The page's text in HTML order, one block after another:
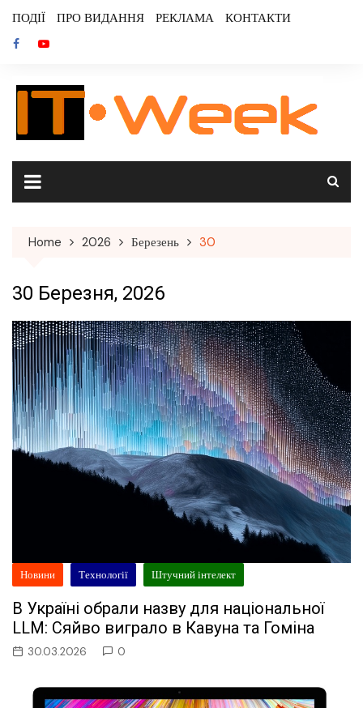
content
ПОДІЇ ПРО ВИДАННЯ РЕКЛАМА КОНТАКТИ
Home 2026 Березень 30
30 Березня, 2026
Новини Технології Штучний інтелект
В Україні обрали назву для національної
LLM: Сяйво виграло в Кавуна та Гоміна
30.03.2026 0